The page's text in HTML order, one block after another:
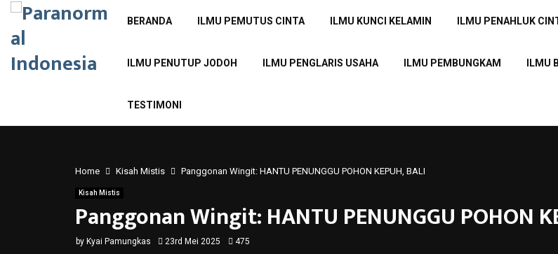
BERANDA ILMU PEMUTUS CINTA ILMU KUNCI KELAMIN ILMU PENAHLUK
ILMU PENUTUP JODOH ILMU PENGLARIS USAHA ILMU PEMBUNGKAM ILMU
TESTIMONI
Home Kisah Mistis Panggonan Wingit: HANTU PENUNGGU POHON KEPUH, BALI
Kisah Mistis
Panggonan Wingit: HANTU PENUNGGU POHON
by Kyai Pamungkas 23rd Mei 2025 475